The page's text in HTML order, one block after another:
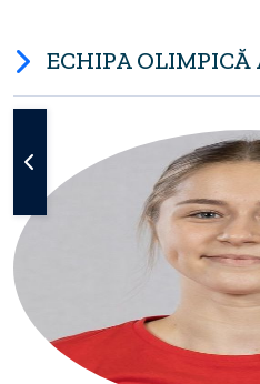
ECHIPA OLIMPICĂ